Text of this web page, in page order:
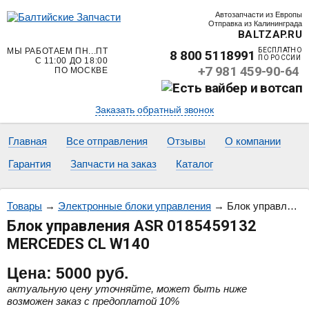
Автозапчасти из Европы
Отправка из Калининграда
BALTZAP.RU
МЫ РАБОТАЕМ ПН...ПТ
С 11:00 ДО 18:00
ПО МОСКВЕ
8 800 5118991
БЕСПЛАТНО
ПО РОССИИ
+7 981 459-90-64
Заказать обратный звонок
Главная Все отправления Отзывы
О компании
Гарантия
Запчасти на заказ Каталог
Товары → Электронные блоки управления → Блок управления ASR 0185459132 MERCEDES CL W140
Блок управления ASR 0185459132
MERCEDES CL W140
Цена: 5000 руб.
актуальную цену уточняйте, может быть ниже
возможен заказ с предоплатой 10%